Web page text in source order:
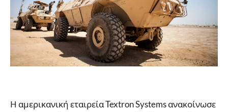
Η αμερικανική εταιρεία Textron Systems ανακοίνωσε